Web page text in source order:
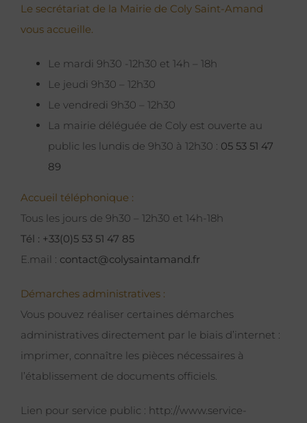
Le secrétariat de la Mairie de Coly Saint-Amand
vous accueille.
Le mardi 9h30 -12h30 et 14h – 18h
Le jeudi 9h30 – 12h30
Le vendredi 9h30 – 12h30
La mairie déléguée de Coly est ouverte au
public les lundis de 9h30 à 12h30 : 05 53 51 47
89
Accueil téléphonique :
Tous les jours de 9h30 – 12h30 et 14h-18h
Tél : +33(0)5 53 51 47 85
E.mail : contact@colysaintamand.fr
Démarches administratives :
Vous pouvez réaliser certaines démarches
administratives directement par le biais d’internet :
imprimer, connaître les pièces nécessaires à
l’établissement de documents officiels.
Lien pour service public : http://www.service-